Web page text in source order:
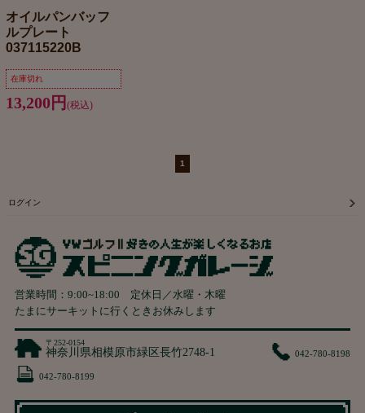
オイルパンバッフ
ルプレート
037115220B
在庫切れ
13,200円 (税込)
1
ログイン
営業時間： 9:00~18:00 定休日／水曜・木曜
たまにサーキットに行くときお休みします
〒252-0154
神奈川県相模原市緑区長竹2748-1 042-780-8198
042-780-8199